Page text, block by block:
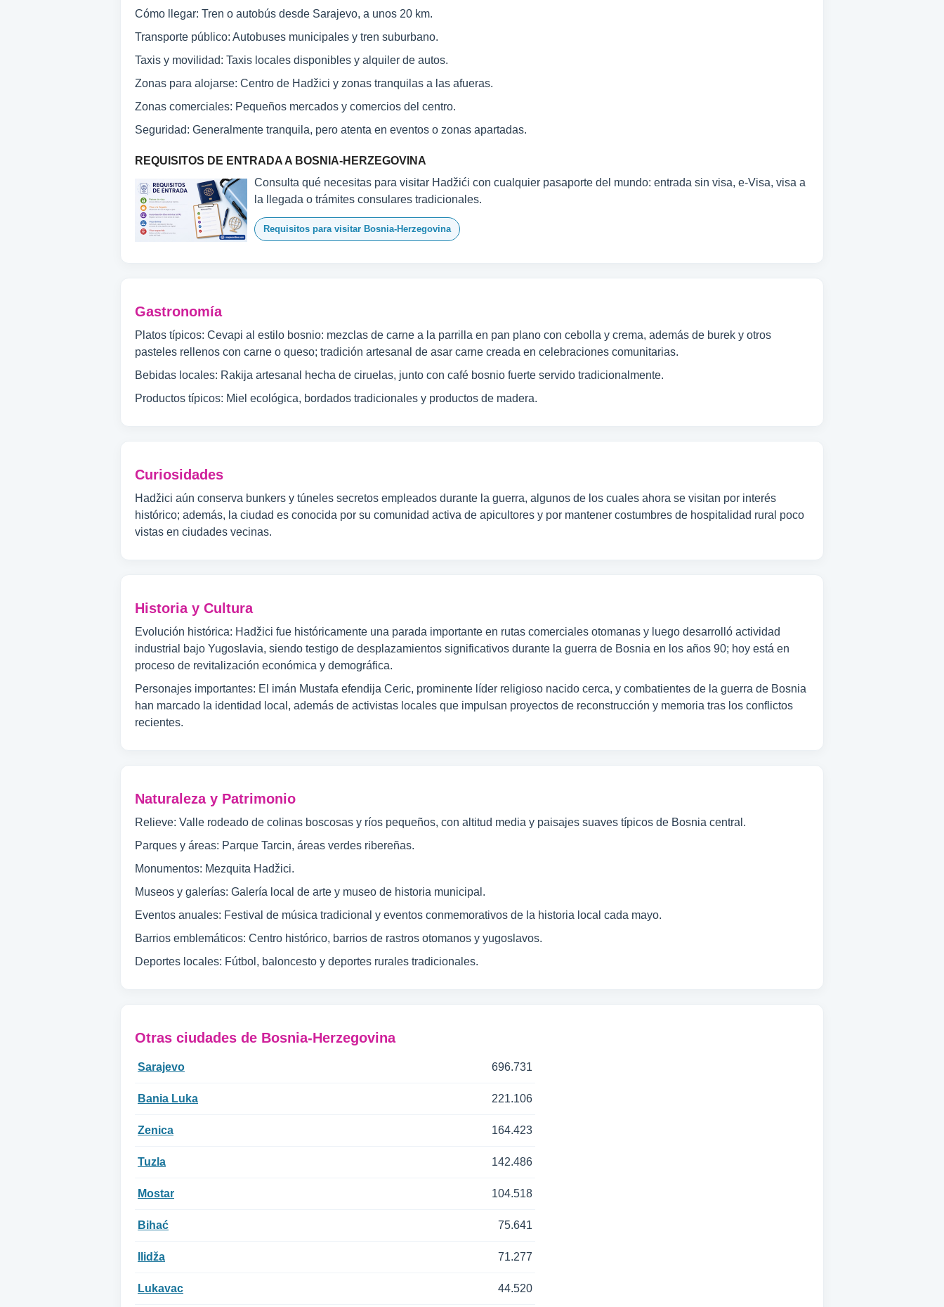
Cómo llegar: Tren o autobús desde Sarajevo, a unos 20 km.
Transporte público: Autobuses municipales y tren suburbano.
Taxis y movilidad: Taxis locales disponibles y alquiler de autos.
Zonas para alojarse: Centro de Hadžici y zonas tranquilas a las afueras.
Zonas comerciales: Pequeños mercados y comercios del centro.
Seguridad: Generalmente tranquila, pero atenta en eventos o zonas apartadas.
REQUISITOS DE ENTRADA A BOSNIA-HERZEGOVINA
Consulta qué necesitas para visitar Hadžići con cualquier pasaporte del mundo: entrada sin visa, e-Visa, visa a
la llegada o trámites consulares tradicionales.
Requisitos para visitar Bosnia-Herzegovina
Gastronomía
Platos típicos: Cevapi al estilo bosnio: mezclas de carne a la parrilla en pan plano con cebolla y crema, además de burek y otros
pasteles rellenos con carne o queso; tradición artesanal de asar carne creada en celebraciones comunitarias.
Bebidas locales: Rakija artesanal hecha de ciruelas, junto con café bosnio fuerte servido tradicionalmente.
Productos típicos: Miel ecológica, bordados tradicionales y productos de madera.
Curiosidades
Hadžici aún conserva bunkers y túneles secretos empleados durante la guerra, algunos de los cuales ahora se visitan por interés
histórico; además, la ciudad es conocida por su comunidad activa de apicultores y por mantener costumbres de hospitalidad rural poco
vistas en ciudades vecinas.
Historia y Cultura
Evolución histórica: Hadžici fue históricamente una parada importante en rutas comerciales otomanas y luego desarrolló actividad
industrial bajo Yugoslavia, siendo testigo de desplazamientos significativos durante la guerra de Bosnia en los años 90; hoy está en
proceso de revitalización económica y demográfica.
Personajes importantes: El imán Mustafa efendija Ceric, prominente líder religioso nacido cerca, y combatientes de la guerra de Bosnia
han marcado la identidad local, además de activistas locales que impulsan proyectos de reconstrucción y memoria tras los conflictos
recientes.
Naturaleza y Patrimonio
Relieve: Valle rodeado de colinas boscosas y ríos pequeños, con altitud media y paisajes suaves típicos de Bosnia central.
Parques y áreas: Parque Tarcin, áreas verdes ribereñas.
Monumentos: Mezquita Hadžici.
Museos y galerías: Galería local de arte y museo de historia municipal.
Eventos anuales: Festival de música tradicional y eventos conmemorativos de la historia local cada mayo.
Barrios emblemáticos: Centro histórico, barrios de rastros otomanos y yugoslavos.
Deportes locales: Fútbol, baloncesto y deportes rurales tradicionales.
Otras ciudades de Bosnia-Herzegovina
Sarajevo 696.731
Bania Luka 221.106
Zenica 164.423
Tuzla 142.486
Mostar 104.518
Bihać 75.641
Ilidža 71.277
Lukavac 44.520